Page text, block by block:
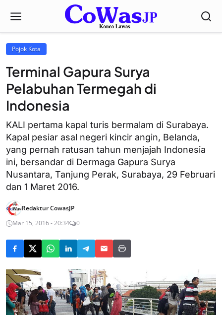
Pojok Kota
Terminal Gapura Surya
Pelabuhan Termegah di
Indonesia
KALI pertama kapal turis bermalam di Surabaya.
Kapal pesiar asal negeri kincir angin, Belanda,
yang pernah ratusan tahun menjajah Indonesia
ini, bersandar di Dermaga Gapura Surya
Nusantara, Tanjung Perak, Surabaya, 29 Februari
dan 1 Maret 2016.
Redaktur CowasJP
Mar 15, 2016 - 20:34
0